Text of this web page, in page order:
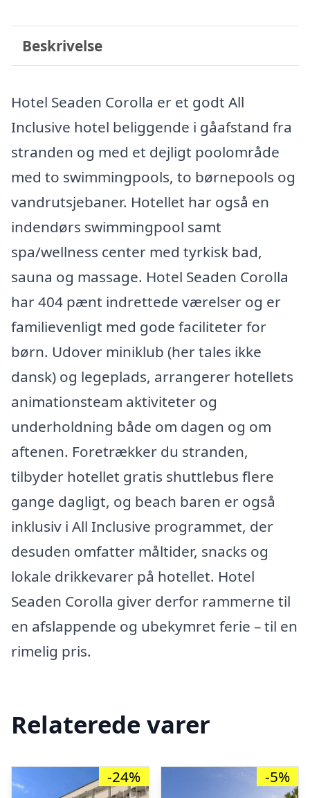
Beskrivelse
Hotel Seaden Corolla er et godt All
Inclusive hotel beliggende i gåafstand fra
stranden og med et dejligt poolområde
med to swimmingpools, to børnepools og
vandrutsjebaner. Hotellet har også en
indendørs swimmingpool samt
spa/wellness center med tyrkisk bad,
sauna og massage. Hotel Seaden Corolla
har 404 pænt indrettede værelser og er
familievenligt med gode faciliteter for
børn. Udover miniklub (her tales ikke
dansk) og legeplads, arrangerer hotellets
animationsteam aktiviteter og
underholdning både om dagen og om
aftenen. Foretrækker du stranden,
tilbyder hotellet gratis shuttlebus flere
gange dagligt, og beach baren er også
inklusiv i All Inclusive programmet, der
desuden omfatter måltider, snacks og
lokale drikkevarer på hotellet. Hotel
Seaden Corolla giver derfor rammerne til
en afslappende og ubekymret ferie – til en
rimelig pris.
Relaterede varer
-24% -5%